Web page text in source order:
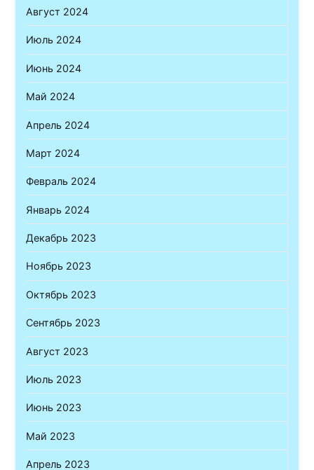
Август 2024
Июль 2024
Июнь 2024
Май 2024
Апрель 2024
Март 2024
Февраль 2024
Январь 2024
Декабрь 2023
Ноябрь 2023
Октябрь 2023
Сентябрь 2023
Август 2023
Июль 2023
Июнь 2023
Май 2023
Апрель 2023